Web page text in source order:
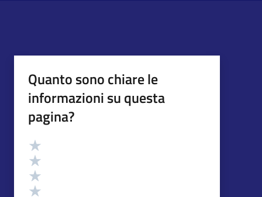
Quanto sono chiare le
informazioni su questa
pagina?
Valutazione